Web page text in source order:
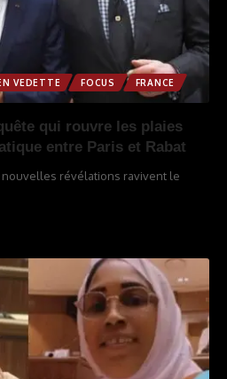
VEDETTE FOCUS
FRANCE
qui rouvre les plaies
entre Paris et Rabat
nouvelles révélations ravivent le